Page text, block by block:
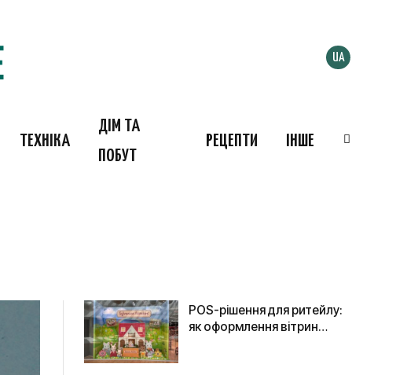
UA
ТЕХНІКА
ДІМ ТА
ПОБУТ
РЕЦЕПТИ ІНШЕ
POS-рішення для ритейлу:
як оформлення вітрин